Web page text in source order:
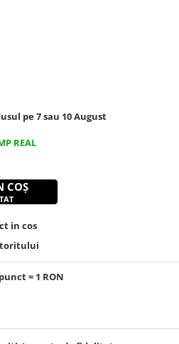
pe 7 sau 10 August
REAL
COȘ
in cos
= 1 RON